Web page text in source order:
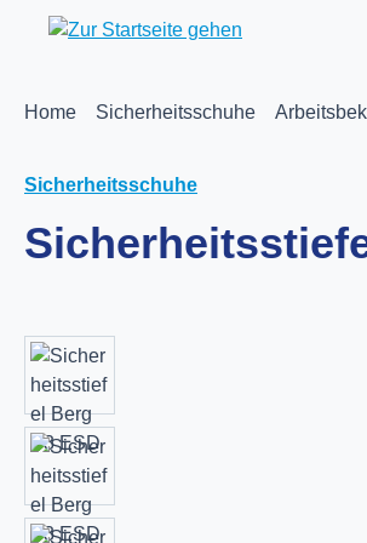
Hauptinhalt springen
Zur Suche springen
Zur Hauptnavigation springen
Home Sicherheitsschuhe
Sicherheitsschuhe
Bildergalerie überspringen